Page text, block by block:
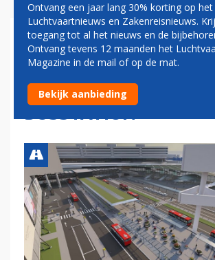
SCHIPHOL VERWACHT
ZOMER TE BEGINNEN
GROTE VERBOUWING
BUSSTATION
Ontvang een jaar lang 30% korting op
Luchtvaartnieuws en Zakenreisnieuws.
toegang tot al het nieuws en de
Ontvang tevens 12 maanden het
Magazine in de mail of op de mat.
Bekijk aanbieding